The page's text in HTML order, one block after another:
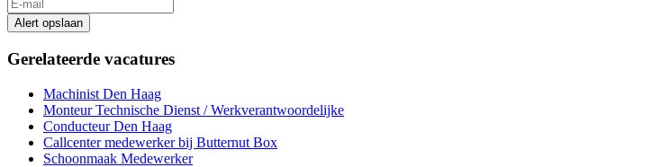
Alert opslaan
Gerelateerde vacatures
Machinist Den Haag
Monteur Technische Dienst / Werkverantwoordelijke
Conducteur Den Haag
Callcenter medewerker bij Butternut Box
Schoonmaak Medewerker